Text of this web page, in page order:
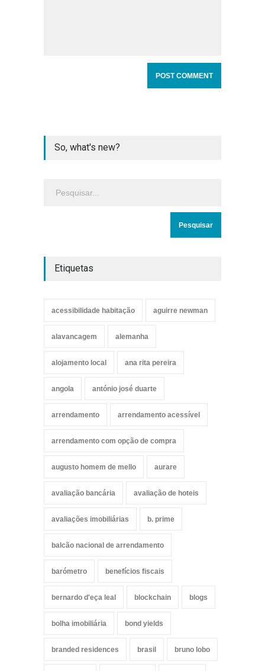
So, what's new?
Etiquetas
acessibilidade habitação aguirre newman
alavancagem alemanha
alojamento local ana rita pereira
angola antónio josé duarte
arrendamento arrendamento acessível
arrendamento com opção de compra
augusto homem de mello aurare
avaliação bancária avaliação de hoteis
avaliações imobiliárias b. prime
balcão nacional de arrendamento
barómetro benefícios fiscais
bernardo d'eça leal blockchain blogs
bolha imobiliária bond yields
branded residences brasil bruno lobo